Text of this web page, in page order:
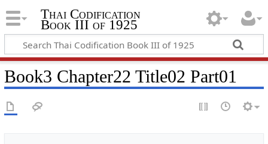
Thai Codification
Book III of 1925
Book3 Chapter22 Title02 Part01